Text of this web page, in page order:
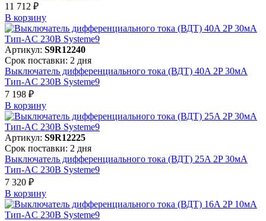
11 712 ₽
В корзинy
Артикул: S9R12240
Срок поставки: 2 дня
Выключатель дифференциального тока (ВДТ) 40A 2P 30мА
Тип-AC 230В Systeme9
7 198 ₽
В корзинy
Артикул: S9R12225
Срок поставки: 2 дня
Выключатель дифференциального тока (ВДТ) 25A 2P 30мА
Тип-AC 230В Systeme9
7 320 ₽
В корзинy